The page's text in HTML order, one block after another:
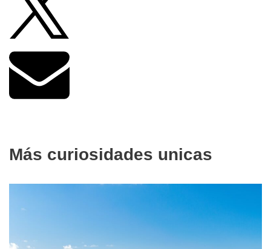
Más curiosidades unicas